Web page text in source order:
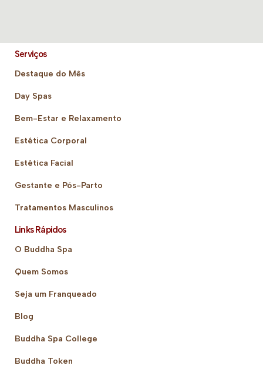
Serviços
Destaque do Mês
Day Spas
Bem-Estar e Relaxamento
Estética Corporal
Estética Facial
Gestante e Pós-Parto
Tratamentos Masculinos
Links Rápidos
O Buddha Spa
Quem Somos
Seja um Franqueado
Blog
Buddha Spa College
Buddha Token